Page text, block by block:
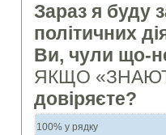
Зараз я буду
політичних
Ви, чули що-
ЯКЩО
довіряєте?
100% у рядку